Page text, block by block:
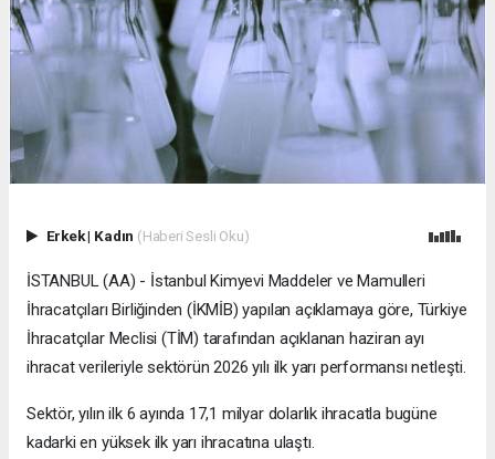
Erkek| Kadın (Haberi Sesli Oku)
İSTANBUL (AA) - İstanbul Kimyevi Maddeler ve Mamulleri
İhracatçıları Birliğinden (İKMİB) yapılan açıklamaya göre, Türkiye
İhracatçılar Meclisi (TİM) tarafından açıklanan haziran ayı
ihracat verileriyle sektörün 2026 yılı ilk yarı performansı netleşti.
Sektör, yılın ilk 6 ayında 17,1 milyar dolarlık ihracatla bugüne
kadarki en yüksek ilk yarı ihracatına ulaştı.